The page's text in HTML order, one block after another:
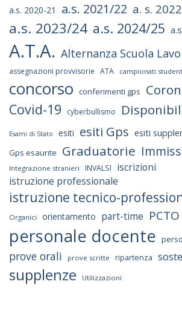
a.s. 2020-21 a.s. 2021/22 a. s.
a.s. 2023/24 a.s. 2024/25
A.T.A. Alternanza Scuola
assegnazioni provvisorie ATA campionati
concorso conferimenti gps
Covid-19 cyberbullismo
Esami di Stato esiti esiti Gps esiti
Gps esaurite Graduatorie
Integrazione stranieri INVALSI
iscrizioni
istruzione professionale
istruzione tecnico-
Organici orientamento part-time PCTO
personale docente
prove orali prove scritte ripartenza
supplenze Utilizzazioni